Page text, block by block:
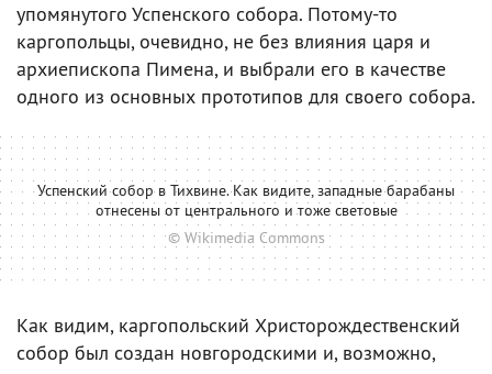
упомянутого Успенского собора. Потому-то
каргопольцы, очевидно, не без влияния царя и
архиепископа Пимена, и выбрали его в качестве
одного из основных прототипов для своего собора.
Успенский собор в Тихвине. Как видите, западные барабаны
отнесены от центрального и тоже световые
© Wikimedia Commons
Как видим, каргопольский Христорождественский
собор был создан новгородскими и, возможно,